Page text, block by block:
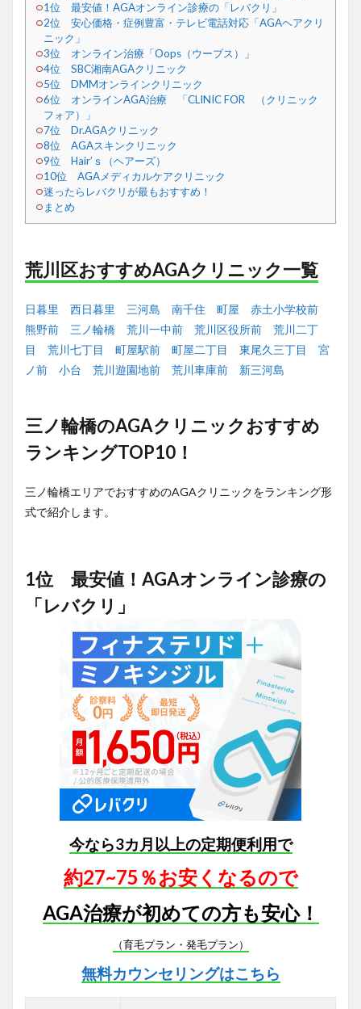
1位 最安値！AGAオンライン診療の「レバクリ」
2位 安心価格・症例豊富・テレビ電話対応「AGAヘアクリ
ニック」
3位 オンライン治療「Oops（ウープス）」
4位 SBC湘南AGAクリニック
5位 DMMオンラインクリニック
6位 オンラインAGA治療 「CLINIC FOR （クリニック
フォア）」
7位 Dr.AGAクリニック
8位 AGAスキンクリニック
9位 Hair’ｓ（ヘアーズ）
10位 AGAメディカルケアクリニック
迷ったらレバクリが最もおすすめ！
まとめ
荒川区おすすめAGAクリニック一覧
日暮里 西日暮里 三河島 南千住 町屋
赤土小学校前
熊野前
三ノ輪橋 荒川一中前 荒川区役所前
荒川二丁
目
荒川七丁目 町屋駅前 町屋二丁目 東尾久三丁目
宮
ノ前
小台 荒川遊園地前 荒川車庫前 新三河島
三ノ輪橋のAGAクリニックおすすめ
ランキングTOP10！
三ノ輪橋エリアでおすすめのAGAクリニックをランキング形
式で紹介します。
1位 最安値！AGAオンライン診療の
「レバクリ」
今なら3カ月以上の定期便利用で
約27~75％お安くなるので
AGA治療が初めての方も安心！
（育毛プラン・発毛プラン）
無料カウンセリングはこちら